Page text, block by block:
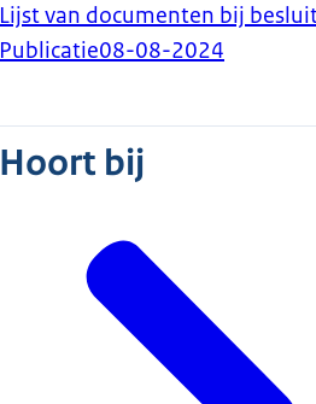
Lijst van documenten bij
Publicatie08-08-2024
Hoort bij